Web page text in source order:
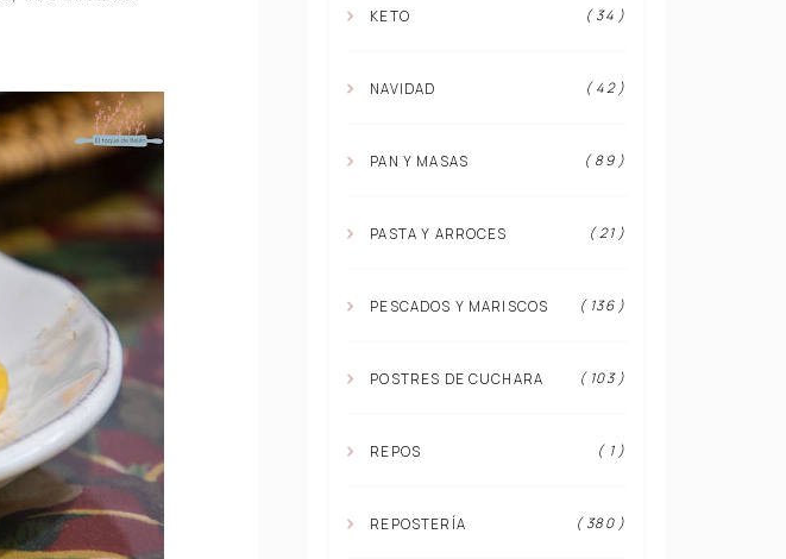
KETO ( 34 )
NAVIDAD ( 42 )
PAN Y MASAS ( 89 )
PASTA Y ARROCES ( 21 )
PESCADOS Y MARISCOS ( 136 )
POSTRES DE CUCHARA ( 103 )
REPOS ( 1 )
REPOSTERÍA ( 380 )